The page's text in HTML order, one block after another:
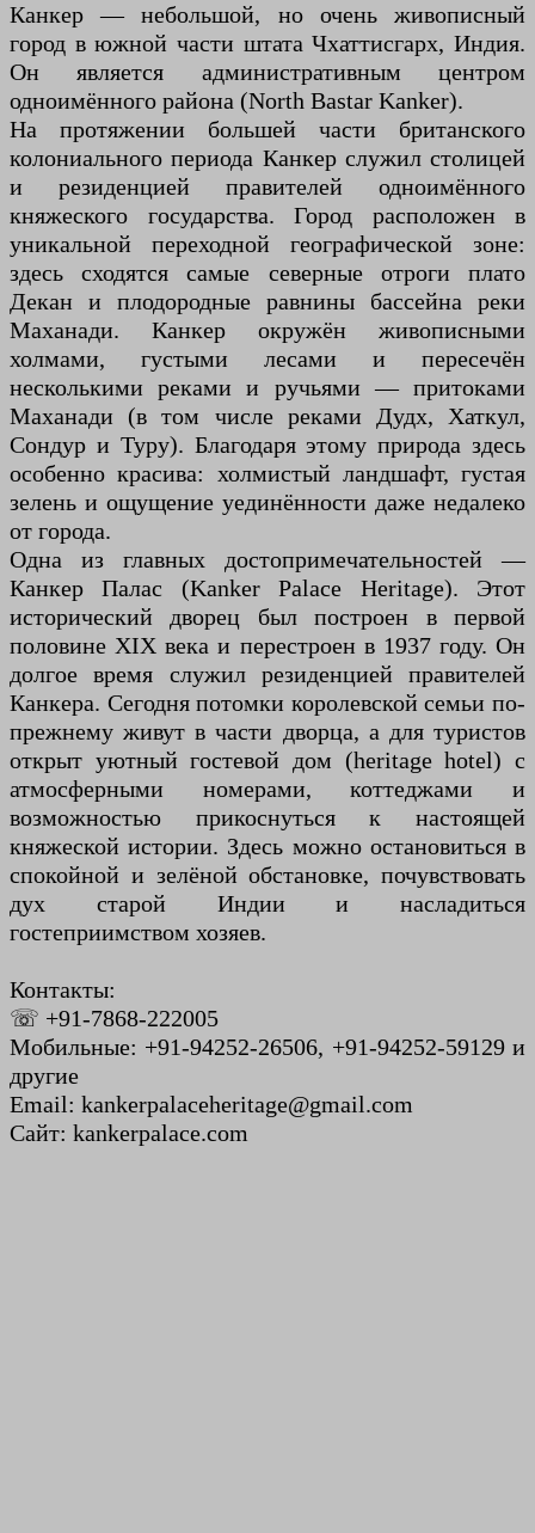
Канкер — небольшой, но очень живописный
город в южной части штата Чхаттисгарх, Индия.
Он является административным центром
одноимённого района (North Bastar Kanker).
На протяжении большей части британского
колониального периода Канкер служил столицей
и резиденцией правителей одноимённого
княжеского государства. Город расположен в
уникальной переходной географической зоне:
здесь сходятся самые северные отроги плато
Декан и плодородные равнины бассейна реки
Маханади. Канкер окружён живописными
холмами, густыми лесами и пересечён
несколькими реками и ручьями — притоками
Маханади (в том числе реками Дудх, Хаткул,
Сондур и Туру). Благодаря этому природа здесь
особенно красива: холмистый ландшафт, густая
зелень и ощущение уединённости даже недалеко
от города.
Одна из главных достопримечательностей —
Канкер Палас (Kanker Palace Heritage). Этот
исторический дворец был построен в первой
половине XIX века и перестроен в 1937 году. Он
долгое время служил резиденцией правителей
Канкера. Сегодня потомки королевской семьи по-
прежнему живут в части дворца, а для туристов
открыт уютный гостевой дом (heritage hotel) с
атмосферными номерами, коттеджами и
возможностью прикоснуться к настоящей
княжеской истории. Здесь можно остановиться в
спокойной и зелёной обстановке, почувствовать
дух старой Индии и насладиться
гостеприимством хозяев.
Контакты:
☏ +91-7868-222005
Мобильные: +91-94252-26506, +91-94252-59129 и
другие
Email: kankerpalaceheritage@gmail.com
Сайт: kankerpalace.com